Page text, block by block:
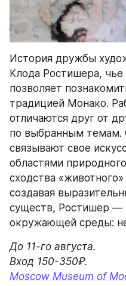
История дружбы
Клода Ростишера,
позволяет
традицией Монако.
отличаются друг от
по выбранным темам.
связывают свое
областями
сходства
создавая
существ, Ростишер —
окружающей среды:
До 11-го августа.
Moscow Museum of